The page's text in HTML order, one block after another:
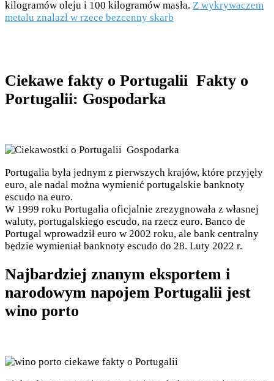
kilogramów oleju i 100 kilogramów masła. Z wykrywaczem
metalu znalazł w rzece bezcenny skarb
Ciekawe fakty o Portugalii Fakty o
Portugalii: Gospodarka
Portugalia była jednym z pierwszych krajów, które przyjęły
euro, ale nadal można wymienić portugalskie banknoty
escudo na euro.
W 1999 roku Portugalia oficjalnie zrezygnowała z własnej
waluty, portugalskiego escudo, na rzecz euro. Banco de
Portugal wprowadził euro w 2002 roku, ale bank centralny
będzie wymieniał banknoty escudo do 28. Luty 2022 r.
Najbardziej znanym eksportem i
narodowym napojem Portugalii jest
wino porto